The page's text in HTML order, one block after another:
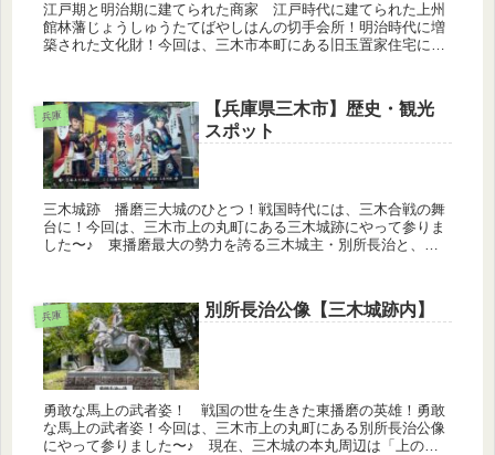
江戸期と明治期に建てられた商家 江戸時代に建てられた上州
館林藩じょうしゅうたてばやしはんの切手会所！明治時代に増
築された文化財！今回は、三木市本町にある旧玉置家住宅にや
兵庫
【兵庫県三木市】歴史・観光
スポット
三木城跡 播磨三大城のひとつ！戦国時代には、三木合戦の舞
台に！今回は、三木市上の丸町にある三木城跡にやって参りま
した〜♪ 東播磨最大の勢力を誇る三木城主・別所長治と、織
兵庫 別所長治公像【三木城跡内】
勇敢な馬上の武者姿！ 戦国の世を生きた東播磨の英雄！勇敢
な馬上の武者姿！今回は、三木市上の丸町にある別所長治公像
にやって参りました〜♪ 現在、三木城の本丸周辺は「上の丸